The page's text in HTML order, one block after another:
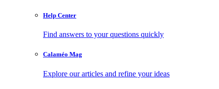
Help Center
Find answers to your questions quickly
Calaméo Mag
Explore our articles and refine your ideas